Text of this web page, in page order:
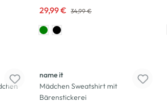
29,99 € 34,99 €
name it
Mädchen Sweatshirt mit
Bärenstickerei